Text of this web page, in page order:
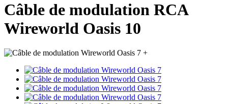
Câble de modulation RCA
Wireworld Oasis 10
+